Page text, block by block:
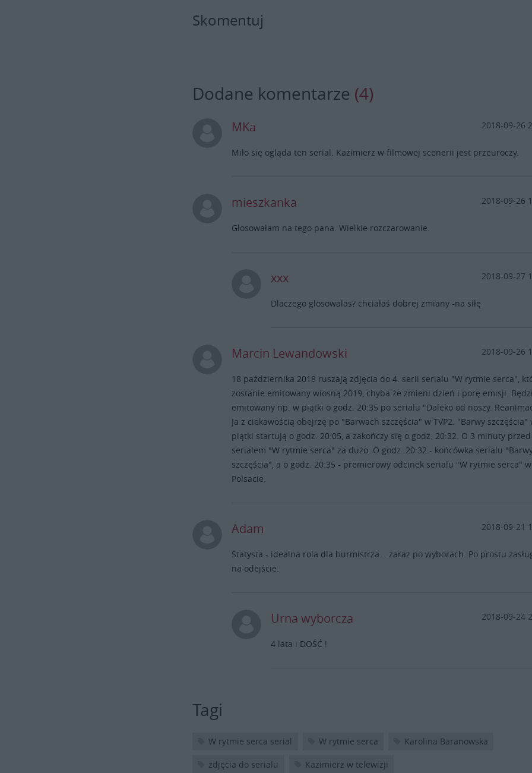
Skomentuj
Dodane komentarze (4)
MKa 2018-09-26
Miło się ogląda ten serial. Kazimierz w filmowej scenerii jest przeuroczy.
mieszkanka 2018-09-26
Głosowałam na tego pana. Wielkie rozczarowanie.
xxx 2018-09-27
Dlaczego glosowalas? chciałaś dobrej zmiany -na siłę
Marcin Lewandowski 2018-09-26
18 października 2018 ruszają zdjęcia do 4. serii serialu "W rytmie serca",
zostanie emitowany wiosną 2019, chyba że zmieni dzień i porę emisji.
emitowany np. w piątki o godz. 20:35 po serialu "Daleko od noszy.
Ja z ciekawością obejrzę po "Barwach szczęścia" w TVP2. "Barwy szczęścia"
piątki startują o godz. 20:05, a zakończy się o godz. 20:32. O 3 minuty przed
serialem "W rytmie serca" za dużo. O godz. 20:32 - końcówka serialu
szczęścia", a o godz. 20:35 - premierowy odcinek serialu "W rytmie serca" w
Polsacie.
Adam 2018-09-21
Statysta - idealna rola dla burmistrza... zaraz po wyborach. Po prostu
na odejście.
Urna wyborcza 2018-09-24
4 lata i DOŚĆ !
Tagi
W rytmie serca serial W rytmie serca Karolina Baranowska
zdjęcia do serialu Kazimierz w telewizji